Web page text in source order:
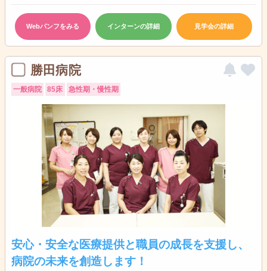
Webパンフをみる インターンの詳細 見学会の詳細
勝田病院
一般病院 85床 急性期・慢性期
安心・安全な医療提供と職員の成長を支援し、
病院の未来を創造します！